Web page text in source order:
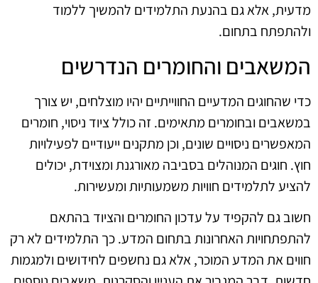
מדעית, אלא גם בהנעת התלמידים להמשיך ללמוד
ולהתפתח בתחום.
המשאבים והחומרים הנדרשים
כדי שהחוגים המדעיים החווייתיים יהיו מוצלחים, יש צורך
במשאבים ובחומרים מתאימים. זה כולל ציוד ניסוי, חומרים
המאפשרים ניסויים שונים, וכן מתקנים ייעודיים לפעילויות
חוץ. חוגים המנוהלים בסביבה מאורגנת ומצוידת, יכולים
להציע לתלמידים חוויות משמעותיות ומעשירות.
חשוב גם להקפיד על עדכון החומרים והציוד בהתאם
להתפתחויות האחרונות בתחום המדע. כך התלמידים לא רק
חווים את המדע המוכר, אלא גם נחשפים לחידושים ולמגמות